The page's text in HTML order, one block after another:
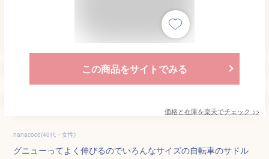
この商品をサイトでみる
価格と在庫を楽天でチェック >>
nanacoco(40代・女性)
グニューってよく伸びるのでいろんなサイズの自転車のサドル